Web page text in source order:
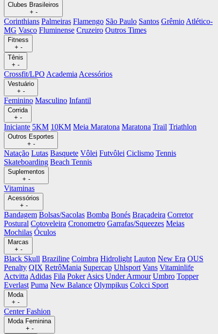
Clubes Brasileiros
+ -
Corinthians Palmeiras Flamengo São Paulo Santos Grêmio Atlético-
MG Vasco Fluminense Cruzeiro Outros Times
Fitness
+ -
Tênis
+ -
Crossfit/LPO Academia Acessórios
Vestuário
+ -
Feminino Masculino Infantil
Corrida
+ -
Iniciante 5KM 10KM Meia Maratona Maratona Trail Triathlon
Outros Esportes
+ -
Natação Lutas Basquete Vôlei Futvôlei Ciclismo Tennis
Skateboarding Beach Tennis
Suplementos
+ -
Vitaminas
Acessórios
+ -
Bandagem Bolsas/Sacolas Bomba Bonés Braçadeira Corretor
Postural Cotoveleira Cronometro Garrafas/Squeezes Meias
Mochilas Óculos
Marcas
+ -
Black Skull Braziline Coimbra Hidrolight Lauton New Era OUS
Penalty QIX RetrôMania Supercap Uhlsport Vans Vitaminlife
Actvitta Adidas Fila Poker Asics Under Armour Umbro Topper
Everlast Puma New Balance Olympikus Colcci Sport
Moda
+ -
Center Fashion
Moda Feminina
+ -